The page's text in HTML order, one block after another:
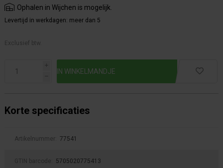
Ophalen in Wijchen is mogelijk.
Levertijd in werkdagen: meer dan 5
Exclusief btw.
i
h
Korte specificaties
Artikelnummer: 77541
GTIN barcode: 5705020775413